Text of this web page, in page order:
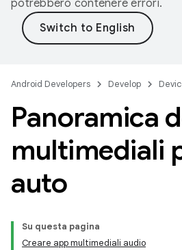
potrebbero contenere errori.
Android Developers Develop
Panoramica
multimediali
auto
Su questa pagina
Creare app multimediali audio